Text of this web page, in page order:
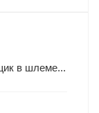
в шлеме...